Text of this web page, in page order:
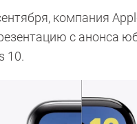
компания
с анонса
10.